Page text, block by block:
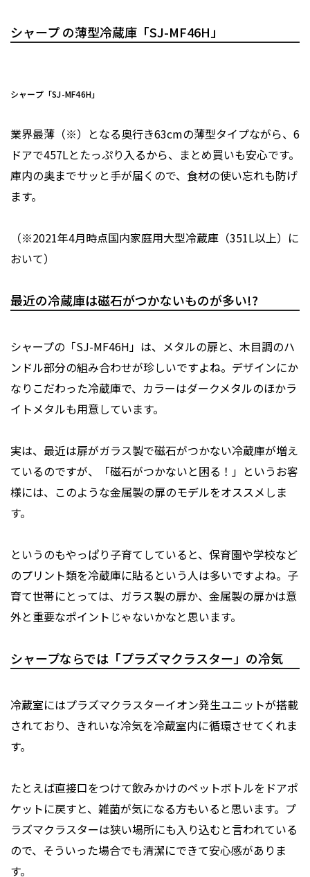
シャープ の薄型冷蔵庫「SJ-MF46H」
シャープ「SJ-MF46H」
業界最薄（※）となる奥行き63cmの薄型タイプながら、6
ドアで457Lとたっぷり入るから、まとめ買いも安心です。
庫内の奥までサッと手が届くので、食材の使い忘れも防げ
ます。
（※2021年4月時点国内家庭用大型冷蔵庫（351L以上）に
おいて）
最近の冷蔵庫は磁石がつかないものが多い!?
シャープの「SJ-MF46H」は、メタルの扉と、木目調のハ
ンドル部分の組み合わせが珍しいですよね。デザインにか
なりこだわった冷蔵庫で、カラーはダークメタルのほかラ
イトメタルも用意しています。
実は、最近は扉がガラス製で磁石がつかない冷蔵庫が増え
ているのですが、「磁石がつかないと困る！」というお客
様には、このような金属製の扉のモデルをオススメしま
す。
というのもやっぱり子育てしていると、保育園や学校など
のプリント類を冷蔵庫に貼るという人は多いですよね。子
育て世帯にとっては、ガラス製の扉か、金属製の扉かは意
外と重要なポイントじゃないかなと思います。
シャープならでは「プラズマクラスター」の冷気
冷蔵室にはプラズマクラスターイオン発生ユニットが搭載
されており、きれいな冷気を冷蔵室内に循環させてくれま
す。
たとえば直接口をつけて飲みかけのペットボトルをドアポ
ケットに戻すと、雑菌が気になる方もいると思います。プ
ラズマクラスターは狭い場所にも入り込むと言われている
ので、そういった場合でも清潔にできて安心感がありま
す。